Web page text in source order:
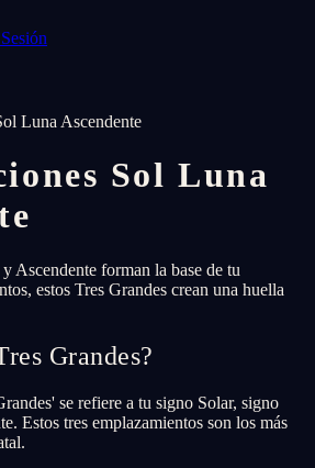
Luna Ascendente
Sol Luna
Ascendente forman la base de tu
estos Tres Grandes crean una huella
Grandes?
se refiere a tu signo Solar, signo
Estos tres emplazamientos son los más